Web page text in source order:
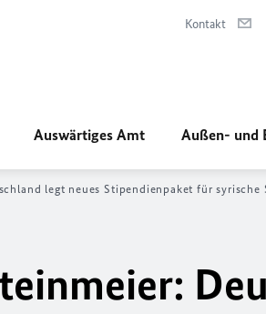
Kontakt
Auswärtiges Amt Außen- und
legt neues Stipendienpaket für syrische